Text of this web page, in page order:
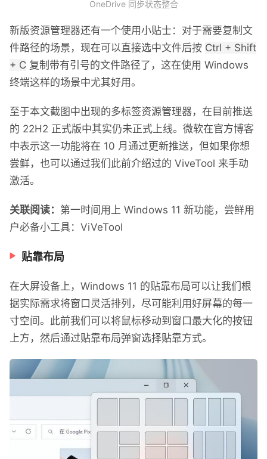
OneDrive 同步状态整合
新版资源管理器还有一个使用小贴士：对于需要复制文
件路径的场景，现在可以直接选中文件后按 Ctrl + Shift
+ C 复制带有引号的文件路径了，这在使用 Windows
终端这样的场景中尤其好用。
至于本文截图中出现的多标签资源管理器，在目前推送
的 22H2 正式版中其实仍未正式上线。微软在官方博客
中表示这一功能将在 10 月通过更新推送，但如果你想
尝鲜，也可以通过我们此前介绍过的 ViveTool 来手动
激活。
关联阅读： 第一时间用上 Windows 11 新功能，尝鲜用
户必备小工具：ViVeTool
贴靠布局
在大屏设备上，Windows 11 的贴靠布局可以让我们根
据实际需求将窗口灵活排列，尽可能利用好屏幕的每一
寸空间。此前我们可以将鼠标移动到窗口最大化的按钮
上方，然后通过贴靠布局弹窗选择贴靠方式。